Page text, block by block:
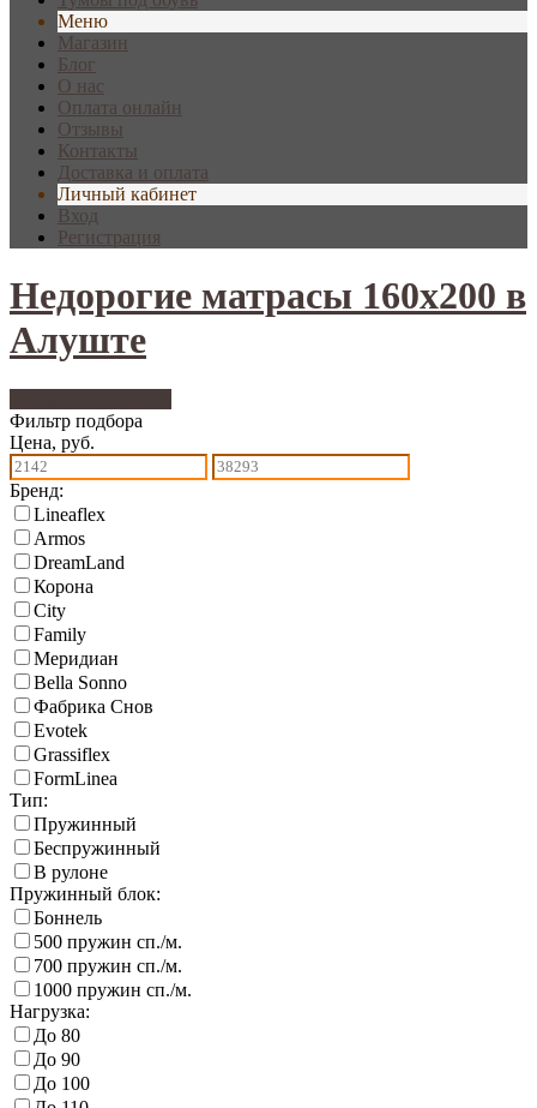
Меню
Магазин
Блог
О нас
Оплата онлайн
Отзывы
Контакты
Доставка и оплата
Личный кабинет
Вход
Регистрация
Недорогие матрасы 160х200 в
Алуште
Фильтр подбора
Цена, руб.
Бренд:
Lineaflex
Armos
DreamLand
Корона
City
Family
Меридиан
Bella Sonno
Фабрика Снов
Еvotek
Grassiflex
FormLinea
Тип:
Пружинный
Беспружинный
В рулоне
Пружинный блок:
Боннель
500 пружин сп./м.
700 пружин сп./м.
1000 пружин сп./м.
Нагрузка:
До 80
До 90
До 100